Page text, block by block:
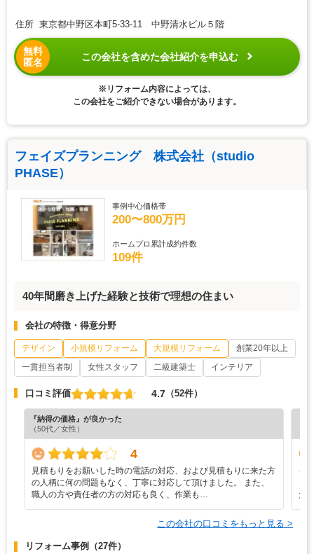
住所 東京都中野区本町5-33-11 中野清水ビル５階
無料
匿名
この会社を含めた会社紹介を申込む
※リフォーム内容によっては、
この会社をご紹介できない場合があります。
フェイズプランニング 株式会社（studio
PHASE）
事例中心価格帯
200〜800万円
ホームプロ累計成約件数
109件
40年間磨き上げた経験と技術で理想の住まい
会社の特徴・得意分野
デザイン 小規模リフォーム 大規模リフォーム
創業20年以上
一貫担当者制
女性スタッフ 二級建築士 インテリア
口コミ評価 4.7 （52件）
『納得の価格』が良かった
（50代／女性）
4
見積もりをお願いした時の電話の対応、および見積もりに来た方
の人柄に何の問題もなく、丁寧に対応して頂けました。 また、
職人の方や責任者の方の対応も良く、作業も…
イ
た
この会社の口コミをもっと見る >
リフォーム事例 （27件）